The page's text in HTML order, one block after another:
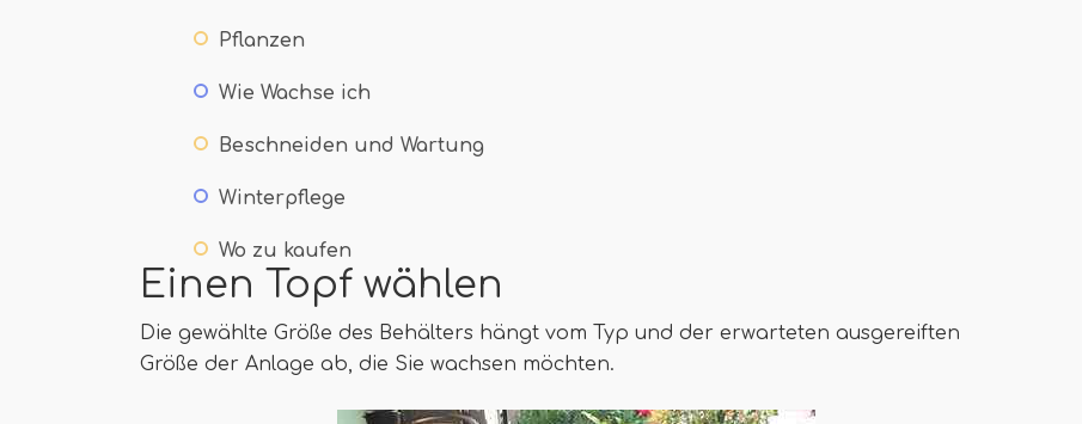
Pflanzen
Wie Wachse ich
Beschneiden und Wartung
Winterpflege
Wo zu kaufen
Einen Topf wählen
Die gewählte Größe des Behälters hängt vom Typ und der erwarteten ausgereiften
Größe der Anlage ab, die Sie wachsen möchten.